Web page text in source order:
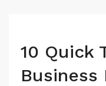
10 Quick